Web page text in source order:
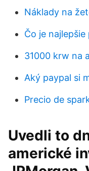
Náklady na
Čo je
31000 krw na
Aký paypal si
Precio de
Uvedli to
americké